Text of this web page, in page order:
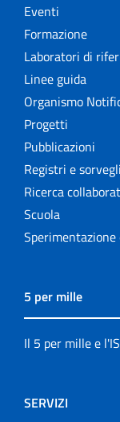
Eventi
Formazione
Laboratori di
Linee guida
Organismo
Progetti
Pubblicazioni
Registri e
Ricerca
Scuola
Sperimentazione
5 per mille
Il 5 per mille e
SERVIZI